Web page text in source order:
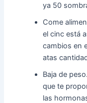
ya 50
Come
el cinc está
cambios en
atas
Baja de
que te
las